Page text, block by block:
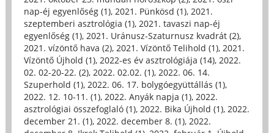
nap-éj egyenlőség (1), 2021. Pünkösd (1), 2021.
szeptemberi asztrológia (1), 2021. tavaszi nap-éj
egyenlőség (1), 2021. Uránusz-Szaturnusz kvadrát (2),
2021. vízöntő hava (2), 2021. Vízöntő Telihold (1), 2021.
Vízöntő Újhold (1), 2022-es év asztrológiája (14), 2022.
02. 02-20-22. (2), 2022. 02.02. (1), 2022. 06. 14.
Szuperhold (1), 2022. 06. 17. bolygóegyüttállás (1),
2022. 12. 10-11. (1), 2022. Anyák napja (1), 2022.
asztrológiai összefoglaló (1), 2022. Bika Újhold (1), 2022.
december 21. (1), 2022. december 8. (1), 2022.